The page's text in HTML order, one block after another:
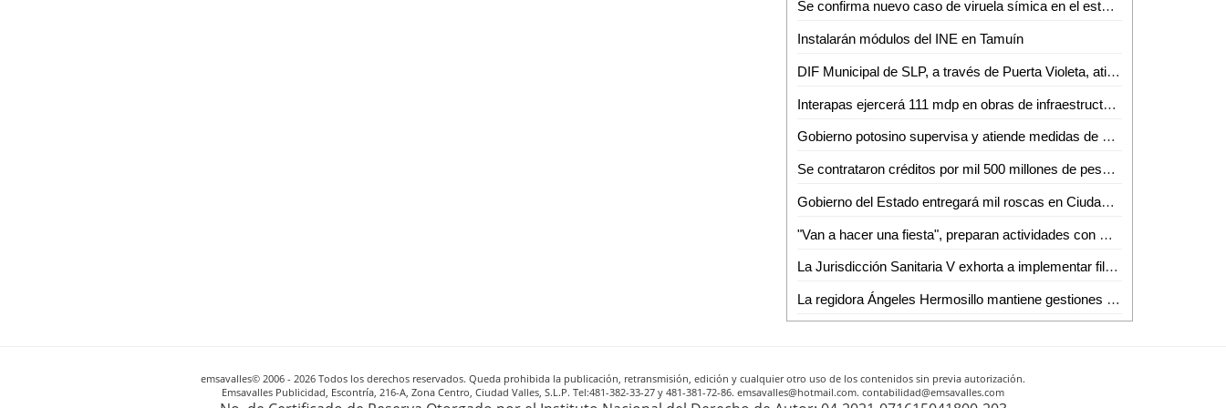
Se confirma nuevo caso de viruela símica en el estado
Instalarán módulos del INE en Tamuín
DIF Municipal de SLP, a través de Puerta Violeta, atiende y protege a más de 830 mujeres
Interapas ejercerá 111 mdp en obras de infraestructura hidráulica durante 2023
Gobierno potosino supervisa y atiende medidas de control y seguridad en centros penitenciarios
Se contrataron créditos por mil 500 millones de pesos para poder cumplir con compromisos y prestaciones de fin de año: Sefin
Gobierno del Estado entregará mil roscas en Ciudad Valles
"Van a hacer una fiesta", preparan actividades con motivo de los 100 años de autonomía de la UASLP
La Jurisdicción Sanitaria V exhorta a implementar filtros sanitarios obligatorios
La regidora Ángeles Hermosillo mantiene gestiones y atención a la ciudadanía en 2023
emsavalles© 2006 - 2026 Todos los derechos reservados. Queda prohibida la publicación, retransmisión, edición y cualquier otro uso de los contenidos sin previa autorización.
Emsavalles Publicidad, Escontría, 216-A, Zona Centro, Ciudad Valles, S.L.P. Tel:481-382-33-27 y 481-381-72-86. emsavalles@hotmail.com. contabilidad@emsavalles.com